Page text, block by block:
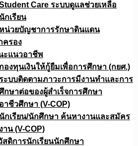
Care ระบบดูแลช่วยเหลือ
นักเรียน
หน่วยบัญชาการรักษาดินแดน
ครอง
ะแนวอาชีพ
กองทุนเงินให้กู้ยืมเพื่อการศึกษา (กยศ.)
ะบบติดตามภาวะการมีงานทำและการ
กษาต่อของผู้สำเร็จการศึกษา
อาชีวศึกษา (V-COP)
นักเรียน/นักศึกษา ค้นหางานและสมัคร
งาน (V-COP)
สดิการนักเรียนนักศึกษา